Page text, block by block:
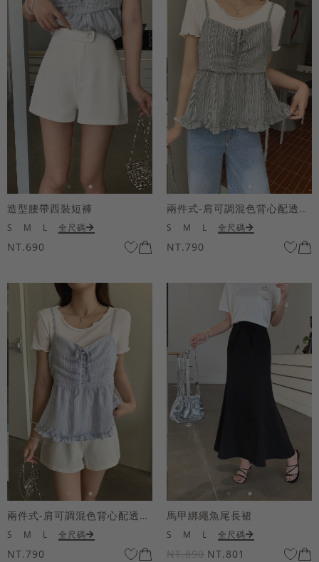
造型腰帶西裝短褲
S M L 全尺碼
NT.690
兩件式-肩可調混色背心配透膚短袖上衣
S M L 全尺碼
NT.790
兩件式-肩可調混色背心配透膚短袖上衣
S M L 全尺碼
NT.790
馬甲綁繩魚尾長裙
S M L 全尺碼
NT.890 NT.801